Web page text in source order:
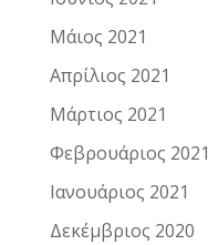
Μάιος 2021
Απρίλιος 2021
Μάρτιος 2021
Φεβρουάριος 2021
Ιανουάριος 2021
Δεκέμβριος 2020